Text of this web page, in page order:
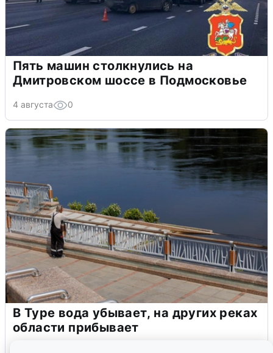
Пять машин столкнулись на
Дмитровском шоссе в Подмосковье
4 августа 0
В Туре вода убывает, на других реках
области прибывает